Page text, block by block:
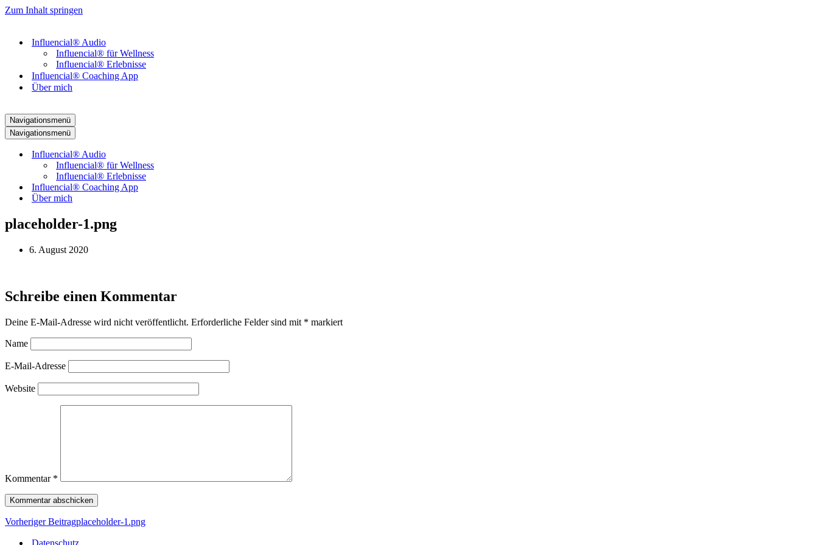
Zum Inhalt springen
Influencial® Audio
Influencial® für Wellness
Influencial® Erlebnisse
Influencial® Coaching App
Über mich
Navigationsmenü
Navigationsmenü
Influencial® Audio
Influencial® für Wellness
Influencial® Erlebnisse
Influencial® Coaching App
Über mich
placeholder-1.png
6. August 2020
Schreibe einen Kommentar
Deine E-Mail-Adresse wird nicht veröffentlicht. Erforderliche Felder sind mit * markiert
Name
E-Mail-Adresse
Website
Kommentar *
Vorheriger Beitragplaceholder-1.png
Datenschutz